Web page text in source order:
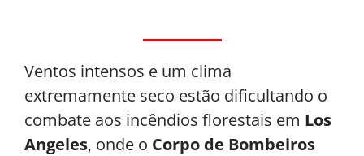
Ventos intensos e um clima
extremamente seco estão dificultando o
combate aos incêndios florestais em Los
Angeles, onde o Corpo de Bombeiros